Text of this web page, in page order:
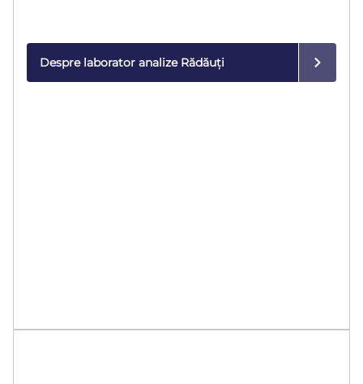
Despre laborator analize Rădăuți